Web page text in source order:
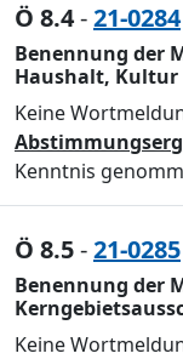
Ö 8.4-21-0284
Benennung der
Haushalt, Kultur
Keine
Kenntnis
Ö 8.5-21-0285
Benennung der
Keine